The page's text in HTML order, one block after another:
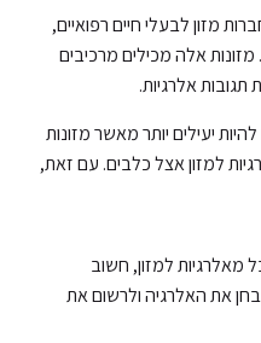
מזון לבעלי חיים רפואיים,
אלה מכילים מרכיבים
אלרגיות.
יעילים יותר מאשר מזונות
למזון אצל כלבים. עם זאת,
למזון, חשוב
את האלרגיה ולרשום את